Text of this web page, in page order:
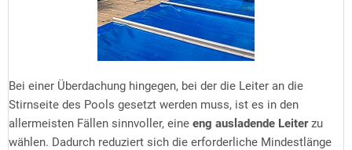
Bei einer Überdachung hingegen, bei der die Leiter an die
Stirnseite des Pools gesetzt werden muss, ist es in den
allermeisten Fällen sinnvoller, eine eng ausladende Leiterzu
wählen. Dadurch reduziert sich die erforderliche Mindestlänge